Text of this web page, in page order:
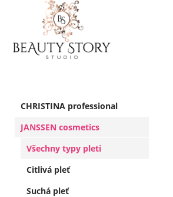
CHRISTINA professional
JANSSEN cosmetics
Všechny typy pleti
Citlivá pleť
Suchá pleť